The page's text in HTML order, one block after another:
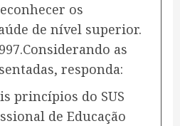
os
de nível superior.
as
responda:
princípios do SUS
de Educação